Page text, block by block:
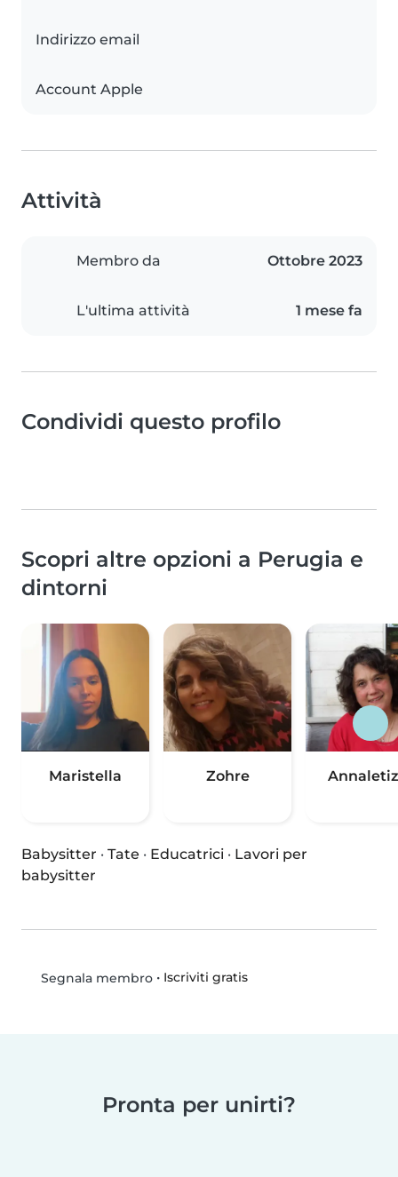
Indirizzo email
Account Apple
Attività
Membro da Ottobre 2023
L'ultima attività 1 mese fa
Condividi questo profilo
Scopri altre opzioni a Perugia e
dintorni
Maristella Zohre
Babysitter · Tate · Educatrici · Lavori per
babysitter
Segnala membro• Iscriviti gratis
Pronta per unirti?